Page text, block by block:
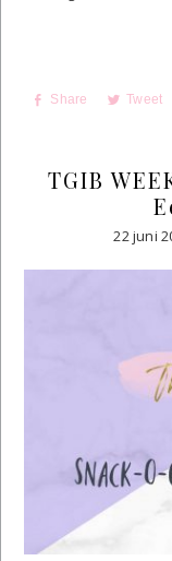
Share Tweet
TGIB
22 juni